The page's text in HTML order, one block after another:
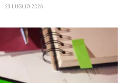
23 LUGLIO 2026